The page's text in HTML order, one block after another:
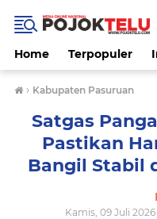
Home Terpopuler
› Kabupaten Pasuruan
Satgas
Pastikan
Bangil Stabil
Kamis, 09 Juli